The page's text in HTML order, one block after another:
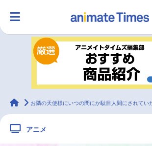
ランキング アニメ
ラジオ
animateTimes
お隣の天使様にいつの間にか駄目人間にされてい
アニメ